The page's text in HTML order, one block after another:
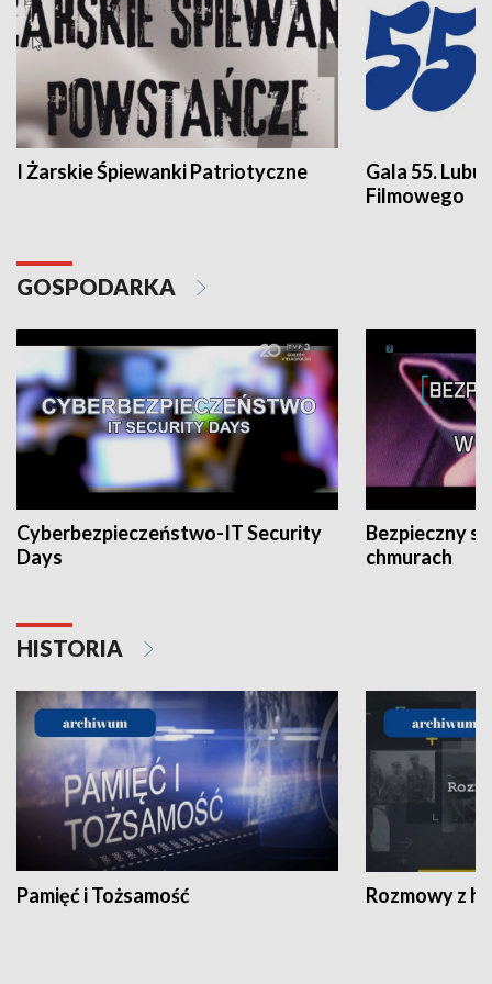
I Żarskie Śpiewanki Patriotyczne
Gala 55.
Filmowego
GOSPODARKA
Cyberbezpieczeństwo-IT Security
Days
Bezpieczny
chmurach
HISTORIA
Pamięć i Tożsamość Rozmowy z